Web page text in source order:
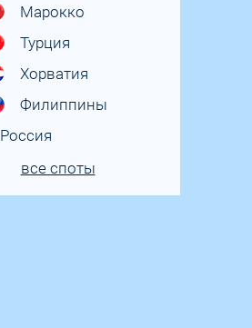
Марокко
Турция
Хорватия
Филиппины
Россия
все споты